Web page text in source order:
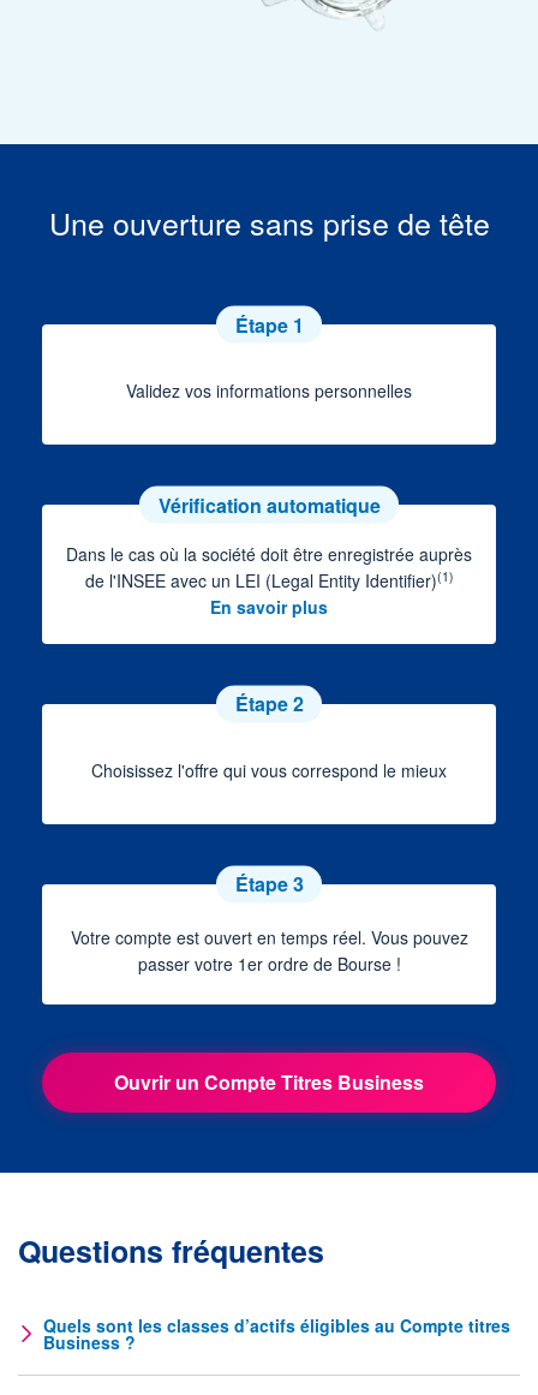
Une ouverture sans prise de tête
Étape 1
Validez vos informations personnelles
Vérification automatique
Dans le cas où la société doit être enregistrée auprès
de l'INSEE avec un LEI (Legal Entity Identifier)(1)
En savoir plus
Étape 2
Choisissez l'offre qui vous correspond le mieux
Étape 3
Votre compte est ouvert en temps réel. Vous pouvez
passer votre 1er ordre de Bourse !
Ouvrir un Compte Titres Business
Questions fréquentes
Quels sont les classes d’actifs éligibles au Compte titres
Business ?